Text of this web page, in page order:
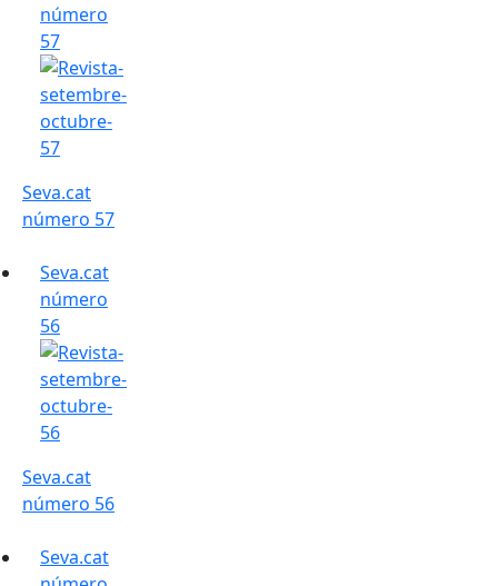
número
57
Seva.cat
número 57
Seva.cat
número
56
Seva.cat
número 56
Seva.cat